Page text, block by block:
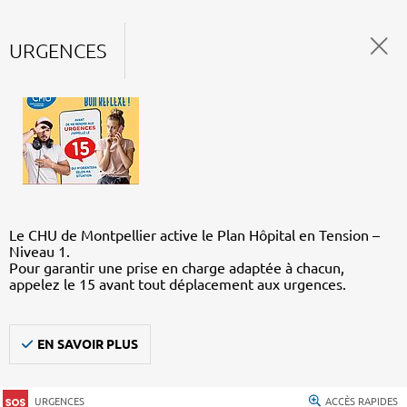
URGENCES
Le CHU de Montpellier active le Plan Hôpital en Tension –
Niveau 1.
Pour garantir une prise en charge adaptée à chacun,
appelez le 15 avant tout déplacement aux urgences.
EN SAVOIR PLUS
URGENCES ACCÈS RAPIDES